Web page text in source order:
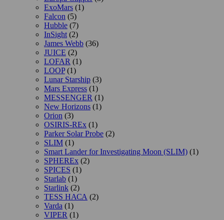
ExoMars (1)
Falcon (5)
Hubble (7)
InSight (2)
James Webb (36)
JUICE (2)
LOFAR (1)
LOOP(1)
Lunar Starship (3)
Mars Express (1)
MESSENGER (1)
New Horizons (1)
Orion (3)
OSIRIS-REx (1)
Parker Solar Probe (2)
SLIM (1)
Smart Lander for Investigating Moon (SLIM) (1)
SPHEREx (2)
SPICES (1)
Starlab (1)
Starlink (2)
TESS НАСА (2)
Varda (1)
VIPER (1)